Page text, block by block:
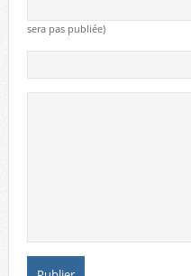
sera pas publiée)